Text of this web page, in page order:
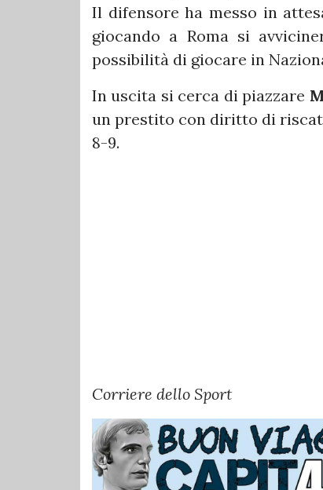
Il difensore ha messo in
giocando a Roma si
possibilità di giocare in
In uscita si cerca di piazzare
un prestito con diritto di
8-9.
Corriere dello Sport